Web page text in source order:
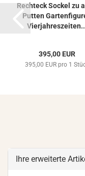
Recht­eck So­ckel zu
Put­ten
395,00 EUR
395,00 EUR pro 1
Ihre erweiterte